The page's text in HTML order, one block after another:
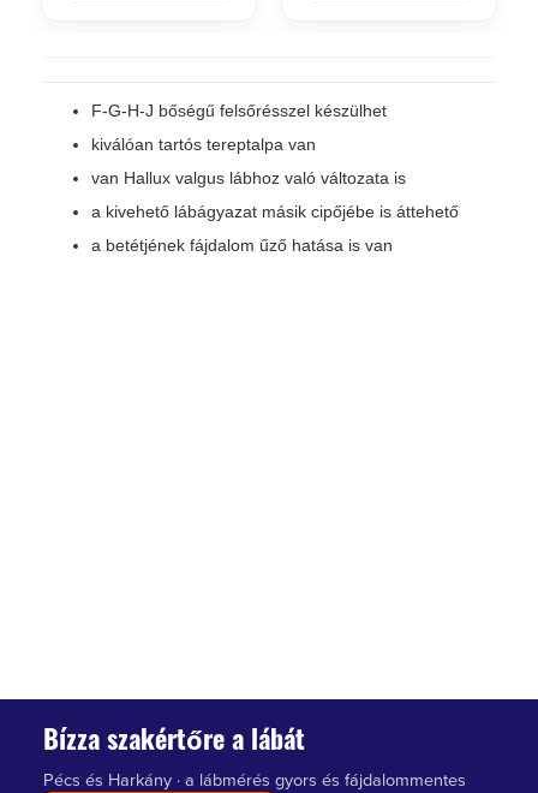
F-G-H-J bőségű felsőrésszel készülhet
kiválóan tartós tereptalpa van
van Hallux valgus lábhoz való változata is
a kivehető lábágyazat másik cipőjébe is áttehető
a betétjének fájdalom űző hatása is van
Bízza szakértőre a lábát
Pécs és Harkány · a lábmérés gyors és fájdalommentes